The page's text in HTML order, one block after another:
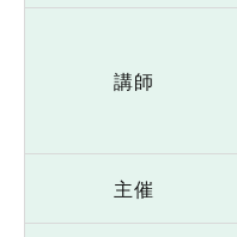
講師
主催